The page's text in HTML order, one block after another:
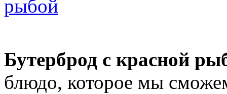
Бутерброд с красной
блюдо, которое мы